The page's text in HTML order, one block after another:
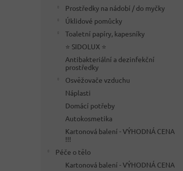
Prostředky na nádobí / do myčky
Úklidové pomůcky
Toaletní papíry, kapesníky
⭐ SIDOLUX ⭐
Antibakteriální a dezinfekční
prostředky
Osvěžovače vzduchu
Náplasti
Domácí potřeby
Autokosmetika
Kartonová balení - VÝHODNÁ CENA
!!!
Péče o tělo
Kartonová balení - VÝHODNÁ CENA